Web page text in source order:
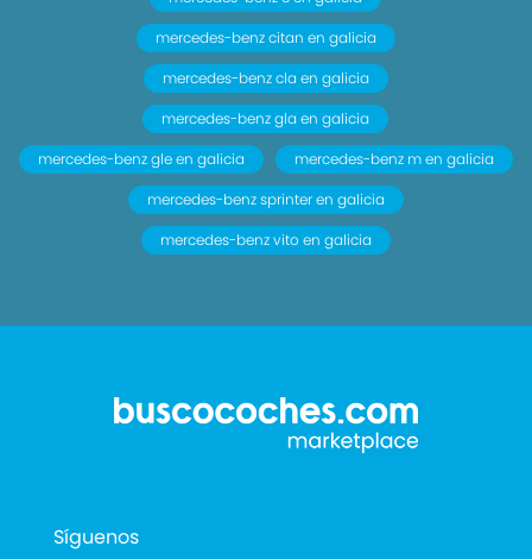
mercedes-benz citan en galicia
mercedes-benz cla en galicia
mercedes-benz gla en galicia
mercedes-benz gle en galicia
mercedes-benz m en galicia
mercedes-benz sprinter en galicia
mercedes-benz vito en galicia
Síguenos